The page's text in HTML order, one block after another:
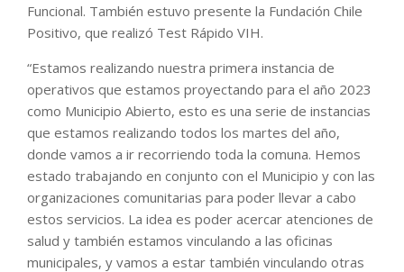
Funcional. También estuvo presente la Fundación Chile
Positivo, que realizó Test Rápido VIH.
“Estamos realizando nuestra primera instancia de
operativos que estamos proyectando para el año 2023
como Municipio Abierto, esto es una serie de instancias
que estamos realizando todos los martes del año,
donde vamos a ir recorriendo toda la comuna. Hemos
estado trabajando en conjunto con el Municipio y con las
organizaciones comunitarias para poder llevar a cabo
estos servicios. La idea es poder acercar atenciones de
salud y también estamos vinculando a las oficinas
municipales, y vamos a estar también vinculando otras